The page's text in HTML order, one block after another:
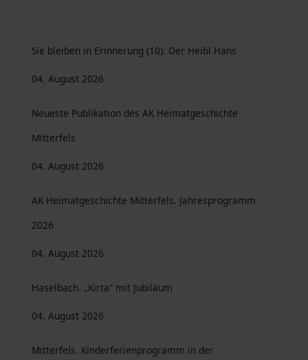
Sie bleiben in Erinnerung (10): Der Heibl Hans
04. August 2026
Neueste Publikation des AK Heimatgeschichte
Mitterfels
04. August 2026
AK Heimatgeschichte Mitterfels. Jahresprogramm
2026
04. August 2026
Haselbach. „Kirta“ mit Jubiläum
04. August 2026
Mitterfels. Kinderferienprogramm in der